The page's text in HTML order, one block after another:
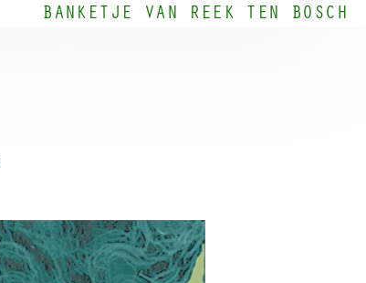
BANKETJE VAN REEK TEN BOSCH